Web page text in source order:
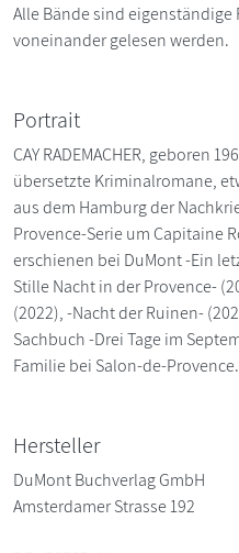
Alle Bände sind
voneinander gelesen werden.
Portrait
CAY RADEMACHER, geboren
übersetzte Kriminalromane,
aus dem Hamburg der
Provence-Serie um Capitaine
erschienen bei DuMont -Ein
Stille Nacht in der Provence-
(2022), -Nacht der Ruinen-
Sachbuch -Drei Tage im
Familie bei Salon-de-Provence.
Hersteller
DuMont Buchverlag GmbH
Amsterdamer Strasse 192